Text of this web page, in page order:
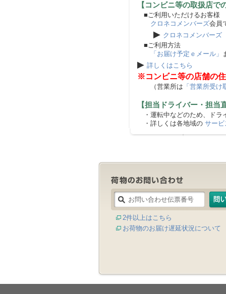
【コンビニ等の取扱店
■ご利用いただけるお客様
クロネコメンバーズ会員
▶ クロネコメンバーズ
■ご利用方法
「お届け予定ｅメール」
▶ 詳しくはこちら
※コンビニ等の店舗の
（営業所は 「営業所受
【担当ドライバー・担当
・運転中などのため、ドラ
・詳しくは各地域の サービ
2件以上はこちら
お荷物のお届け遅延状況について